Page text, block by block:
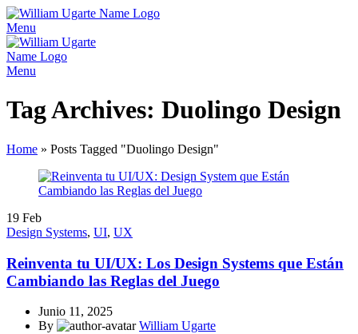
Menu
Menu
Tag Archives: Duolingo Design
Home » Posts Tagged "Duolingo Design"
19 Feb
Design Systems, UI, UX
Reinventa tu UI/UX: Los Design Systems que Están
Cambiando las Reglas del Juego
Junio 11, 2025
By
William Ugarte